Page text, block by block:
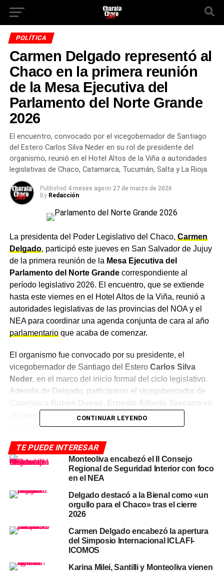
POLÍTICA
Carmen Delgado representó al
Chaco en la primera reunión
de la Mesa Ejecutiva del
Parlamento del Norte Grande
2026
El encuentro, convocado por el vicegobernador de Santiago
del Estero Carlos Silva Neder en su rol de presidente del
organismo, reunió en el Hotel Altos de la Viña a autoridades
legislativas de Chaco, Catamarca, Tucumán, Salta y La Rioja.
Published 4 meses agoon 27 de marzo de 2026
By Redacción
La presidenta del Poder Legislativo del Chaco, Carmen
Delgado, participó este jueves en San Salvador de Jujuy
de la primera reunión de la Mesa Ejecutiva del
Parlamento del Norte Grandecorrespondiente al
período legislativo 2026. El encuentro, que se extiende
hasta este viernes en el Hotel Altos de la Viña, reunió a
autoridades legislativas de las provincias del NOA y el
NEA para coordinar una agenda conjunta de cara al año
parlamentarioque acaba de comenzar.
El organismo fue convocado por su presidente, el
vicegobernador de Santiago del Estero Carlos Silva
Neder, en el marco del inicio formal del ciclo legislativo.
Además de Delgado, participaron el vicegobernador de
representación de laLegislatura de Tucumán
vicegobernador de SaltaAntonio Maroccoy la
Cronograma, industria regional
y Mercosur-UE
Durante la jornada del jueves los representantes
provinciales avanzaron en la definición de un
cronograma de trabajo conjunto, que incluye la fijación
de fechas para las próximas sesiones plenarias y el
tratamiento de iniciativas vinculadas al desarrollo
económico y social de la región.
CONTINUAR LEYENDO
TE PUEDE INTERESAR
Monteoliva encabezó el II Consejo
Regional de Seguridad Interior con foco
en el NEA
Delgado destacó a la Bienal como «un
orgullo para el Chaco» tras el cierre
2026
Carmen Delgado encabezó la apertura
del Simposio Internacional ICLAFI-
ICOMOS
Karina Milei, Santilli y Monteoliva vienen